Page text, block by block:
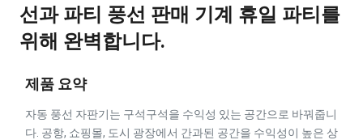
선과 파티 풍선 판매 기계 휴일 파티를
위해 완벽합니다.
제품 요약
자동 풍선 자판기는 구석구석을 수익성 있는 공간으로 바꿔줍니
다. 공항, 쇼핑몰, 도시 광장에서 간과된 공간을 수익성이 높은 상